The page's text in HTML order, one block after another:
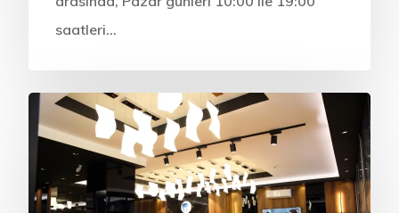
saatleri…
Kurumsal
Hakkımızda
Sağlık Turizmi
İdari Kadro
Tedavilerimiz
CERRAHİ
İmplant Tedavisi
ESTETİK
Kliniklerimiz
Hekimlerimiz